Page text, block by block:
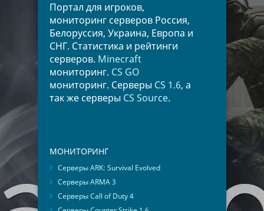
Портал для игроков,
мониторинг серверов Россия,
Белоруссия, Украина, Европа и
СНГ. Статистика и рейтинги
серверов. Minecraft
мониторинг. CS GO
мониторинг. Серверы CS 1.6, а
так же серверы CS Source.
МОНИТОРИНГ
Серверы ARK: Survival Evolved
Серверы ARMA 3
Серверы Call of Duty 4